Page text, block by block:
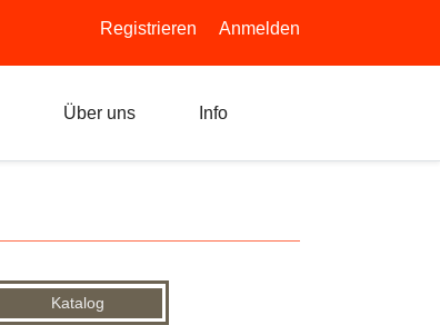
Registrieren Anmelden
Über uns Info
Katalog